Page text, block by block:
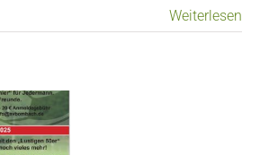
Weiterlesen